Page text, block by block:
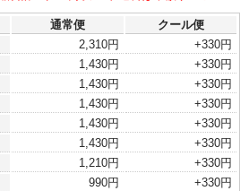
通常便
クール便
2,310円
+330円
1,430円
+330円
1,430円
+330円
1,430円
+330円
1,430円
+330円
1,430円
+330円
1,210円
+330円
990円
+330円